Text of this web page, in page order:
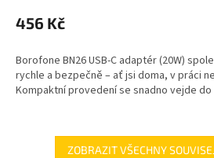
456 Kč
Borofone BN26 USB-C adaptér (20W)
rychle a bezpečně – ať jsi doma, v práci
Kompaktní provedení se snadno vejde do
ZOBRAZIT VŠECHNY